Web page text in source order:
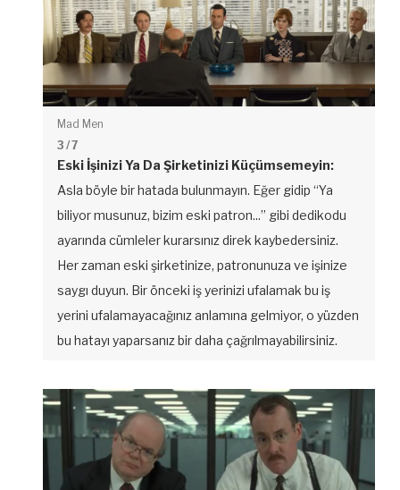
Mad Men
3 / 7
Eski İşinizi Ya Da Şirketinizi Küçümsemeyin:
Asla böyle bir hatada bulunmayın. Eğer gidip “Ya
biliyor musunuz, bizim eski patron...” gibi dedikodu
ayarında cümleler kurarsınız direk kaybedersiniz.
Her zaman eski şirketinize, patronunuza ve işinize
saygı duyun. Bir önceki iş yerinizi ufalamak bu iş
yerini ufalamayacağınız anlamına gelmiyor, o yüzden
bu hatayı yaparsanız bir daha çağrılmayabilirsiniz.